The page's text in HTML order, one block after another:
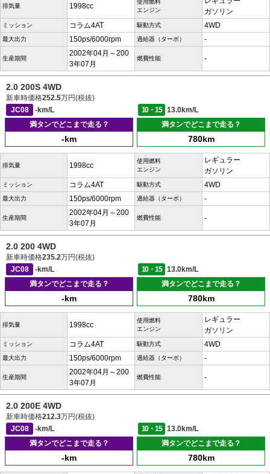
排気量 1998cc
使用燃料
エンジン
ガソリン
ミッション コラム4AT 駆動方式 4WD
最大出力 150ps/6000rpm 過給器（ターボ） -
生産期間
2002年04月～200
3年07月
燃費性能 -
2.0 200S 4WD
新車時価格252.5万円(税抜)
JC08
-km/L 10・15
13.0km/L
満タンでどこまで走る？
-km
満タンでどこまで走る？
780km
排気量 1998cc
使用燃料
エンジン
レギュラー
ガソリン
ミッション コラム4AT 駆動方式 4WD
最大出力 150ps/6000rpm 過給器（ターボ） -
生産期間
2002年04月～200
3年07月
燃費性能 -
2.0 200 4WD
新車時価格235.2万円(税抜)
JC08
-km/L 10・15
13.0km/L
満タンでどこまで走る？
-km
満タンでどこまで走る？
780km
排気量 1998cc
使用燃料
エンジン
レギュラー
ガソリン
ミッション コラム4AT 駆動方式 4WD
最大出力 150ps/6000rpm 過給器（ターボ） -
生産期間
2002年04月～200
3年07月
燃費性能 -
2.0 200E 4WD
新車時価格212.3万円(税抜)
JC08
-km/L 10・15
13.0km/L
満タンでどこまで走る？
-km
満タンでどこまで走る？
780km